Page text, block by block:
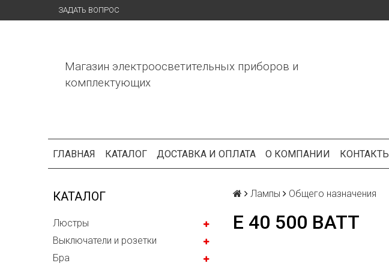
ЗАДАТЬ ВОПРОС
Магазин электроосветительных приборов и
комплектующих
ГЛАВНАЯ КАТАЛОГ ДОСТАВКА И ОПЛАТА О КОМПАНИИ КОНТАКТЫ
КАТАЛОГ
Люстры
Выключатели и розетки
Бра
Лампы Общего назначения
Е 40 500 ВАТТ